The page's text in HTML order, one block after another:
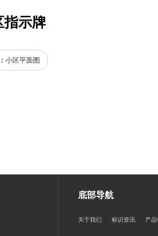
指示牌
小区平面图
底部导航
关于我们 标识资讯 产